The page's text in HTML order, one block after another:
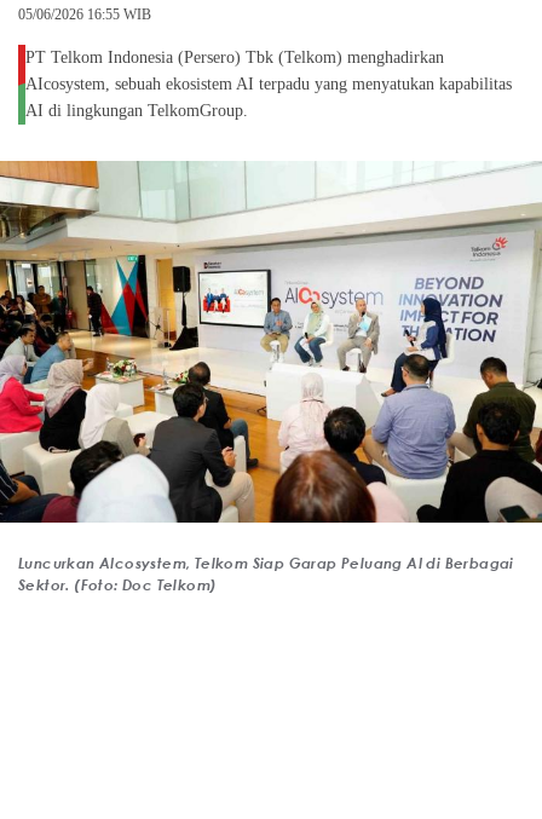
05/06/2026 16:55 WIB
PT Telkom Indonesia (Persero) Tbk (Telkom) menghadirkan
AIcosystem, sebuah ekosistem AI terpadu yang menyatukan kapabilitas
AI di lingkungan TelkomGroup.
Luncurkan AIcosystem, Telkom Siap Garap Peluang AI di Berbagai
Sektor. (Foto: Doc Telkom)